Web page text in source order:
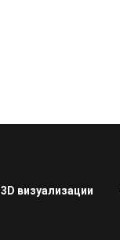
3D визуализации